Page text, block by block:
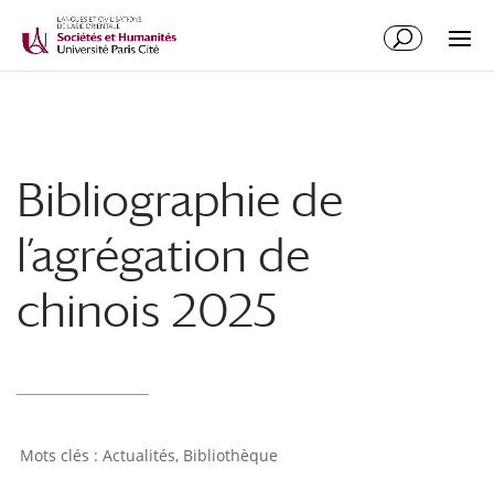
Bibliographie de
l’agrégation de
chinois 2025
Actualités, Bibliothèque